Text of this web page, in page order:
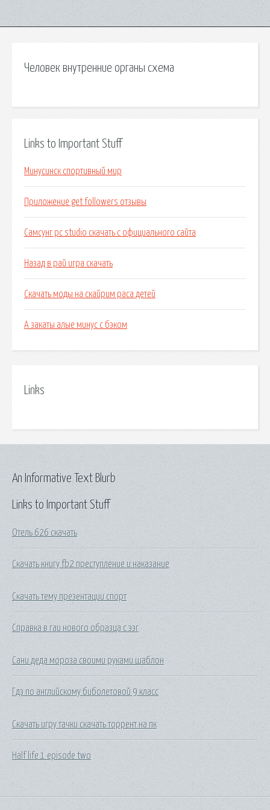
Человек внутренние органы схема
Links to Important Stuff
Минусинск спортивный мир
Приложение get followers отзывы
Самсунг pc studio скачать с официального сайта
Назад в рай игра скачать
Скачать моды на скайрим раса детей
А закаты алые минус с бэком
Links
Links to Important Stuff
Отель 626 скачать
Скачать книгу fb2 преступление и наказание
Скачать тему презентации спорт
Справка в гаи нового образца с ээг
Сани деда мороза своими руками шаблон
Гдз по английскому биболетовой 9 класс
Скачать игру тачки скачать торрент на пк
Half life 1 episode two
An Informative Text Blurb